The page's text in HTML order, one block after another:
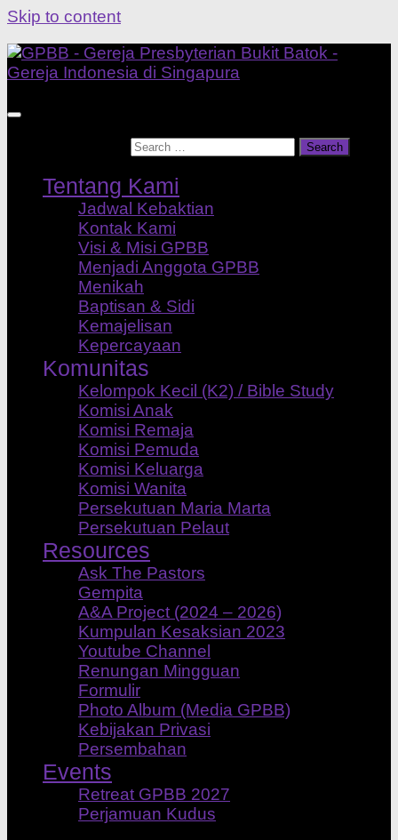
Skip to content
Tentang Kami
Jadwal Kebaktian
Kontak Kami
Visi & Misi GPBB
Menjadi Anggota GPBB
Menikah
Baptisan & Sidi
Kemajelisan
Kepercayaan
Komunitas
Kelompok Kecil (K2) / Bible Study
Komisi Anak
Komisi Remaja
Komisi Pemuda
Komisi Keluarga
Komisi Wanita
Persekutuan Maria Marta
Persekutuan Pelaut
Resources
Ask The Pastors
Gempita
A&A Project (2024 – 2026)
Kumpulan Kesaksian 2023
Youtube Channel
Renungan Mingguan
Formulir
Photo Album (Media GPBB)
Kebijakan Privasi
Persembahan
Events
Retreat GPBB 2027
Perjamuan Kudus